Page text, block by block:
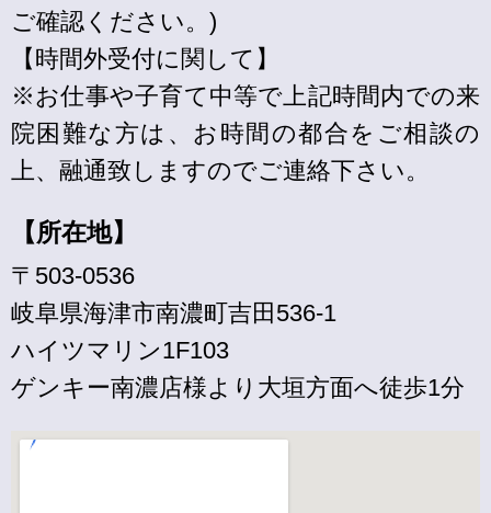
ご確認ください。)
【時間外受付に関して】
※お仕事や子育て中等で上記時間内での来
院困難な方は、お時間の都合をご相談の
上、融通致しますのでご連絡下さい。
【所在地】
〒503-0536
岐阜県海津市南濃町吉田536-1
ハイツマリン1F103
ゲンキー南濃店様より大垣方面へ徒歩1分